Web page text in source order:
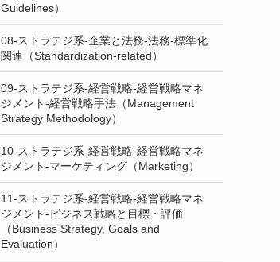
Guidelines）
08-ストラテジ系-企業と法務-法務-標準化
関連（Standardization-related）
09-ストラテジ系-経営戦略-経営戦略マネ
ジメント-経営戦略手法（Management
Strategy Methodology）
10-ストラテジ系-経営戦略-経営戦略マネ
ジメント-マーケティング（Marketing）
11-ストラテジ系-経営戦略-経営戦略マネ
ジメント-ビジネス戦略と目標・評価
（Business Strategy, Goals and
Evaluation）